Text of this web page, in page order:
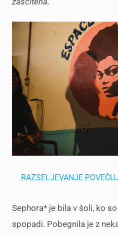
RAZSELJEVANJE
Sephora* je bila v šoli, ko
spopadi. Pobegnila je z